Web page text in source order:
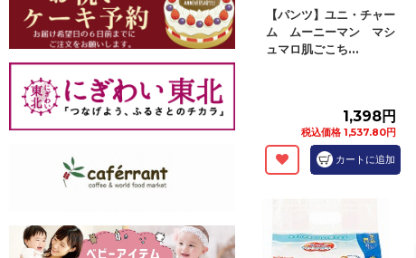
【パンツ】ユニ・チャー
ム ムーニーマン マシ
ュマロ肌ごこち...
1,398円
税込価格 1,537.80円
カートに追加